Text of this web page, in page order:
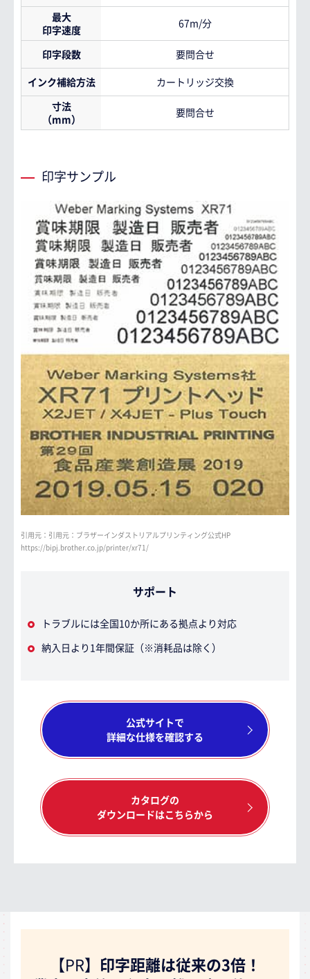
最大
印字速度
67m/分
印字段数
要問合せ
インク補給方法
カートリッジ交換
寸法
（mm）
要問合せ
印字サンプル
引用元：引用元：ブラザーインダストリアルプリンティング公式HP
https://bipj.brother.co.jp/printer/xr71/
サポート
トラブルには全国10か所にある拠点より対応
納入日より1年間保証（※消耗品は除く）
公式サイトで
詳細な仕様を確認する
カタログの
ダウンロードはこちらから
【PR】 印字距離は従来の3倍！